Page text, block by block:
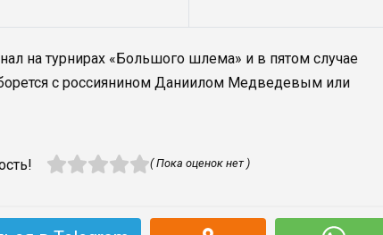
на турнирах «Большого шлема» и в пятом случае
с россиянином Даниилом Медведевым или
( Пока оценок нет )